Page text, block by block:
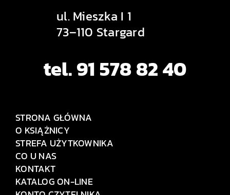
ul. Mieszka I 1
73–110 Stargard
tel. 91 578 82 40
STRONA GŁÓWNA
O KSIĄŻNICY
STREFA UŻYTKOWNIKA
CO U NAS
KONTAKT
KATALOG ON-LINE